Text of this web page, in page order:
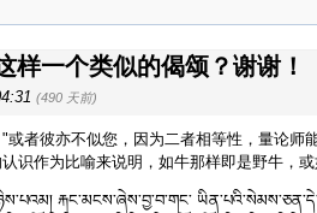
样一个类似的偈颂？谢谢！
(490 天前)
者彼亦不似您，因为二者相等性，量论师
识作为比喻来说明，如牛那样即是野牛，或
རྐང་མངས་ཞེས་བྱ་བ་གང་